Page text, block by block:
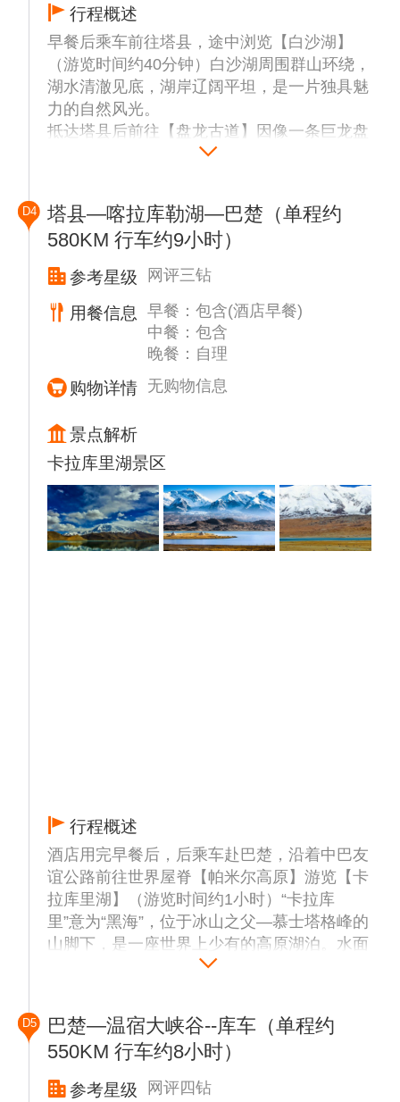
行程概述
早餐后乘车前往塔县，途中浏览【白沙湖】
（游览时间约40分钟）白沙湖周围群山环绕，
湖水清澈见底，湖岸辽阔平坦，是一片独具魅
力的自然风光。
抵达塔县后前往【盘龙古道】因像一条巨龙盘
卧在大地上，所以也被称为“盘龙古道”。全长
样。走过南疆的盘龙古道，仿佛找到了人生新
的高度。这里，每一步都是对自我的挑战，每
一次转弯，都是心灵的洗礼。虽然我们都知
道，人生不可能一帆风顺，但那又怎样？重要
的是我们的心态和面对挑战的勇气。在这条古
道上，能学会享受曲折，因为它们让我看到了
不一样的风景。拍照留念后途观【班迪尔蓝
湖】安静美丽班迪尔蓝湖，像一个蓝的透彻的
高原明珠，去盘龙古道的必经景点，此湖在不
同的天气、不后的时间、不同的季节和不同的
光照下，湖水会产生不同的颜色，有时候可能
是深蓝色、有时候是浅蓝色或者蒂芙尼色也
会，颜色的多变性比白沙湖和喀拉库勒湖还要
多，没有风时，湖面会把两边的山完全倒映在
湖面上，非常具有美感。晚入住塔县酒店休
息。
病或急性病史，应咨询医生并携带相关药物。
适应训练：选择在较低海拔地区进行短期逗
留，逐步提高海拔高度，让身体有足够的时间
适应高原环境。保持良好的生活习惯，饮食要
清淡易消化，避免过度饮酒和吸烟。保持充足
的睡眠和适当的运动，以增强体质。高原地区
氧气含量较低，应避免剧烈运动和过度劳累。
7 座以下小车通行，可随身携带好重要物品，
其他物品放在大巴车上。建议游客在出发前服
车症状。（如遇天气原因或其他不可抗力因素
D4
塔县—喀拉库勒湖—巴楚（单程约
580KM 行车约9小时）
参考星级 网评三钻
用餐信息
早餐：包含(酒店早餐)
中餐：包含
晚餐：自理
购物详情 无购物信息
景点解析
卡拉库里湖景区
行程概述
酒店用完早餐后，后乘车赴巴楚，沿着中巴友
谊公路前往世界屋脊【帕米尔高原】游览【卡
拉库里湖】（游览时间约1小时）“卡拉库
里”意为“黑海”，位于冰山之父—慕士塔格峰的
山脚下，是一座世界上少有的高原湖泊。水面
映衬着巍峨又神秘的慕士塔格峰，白雪皑皑，
☆温馨提示：
今天车程时间较长，多为新疆南疆沿途风光，
可备一点小零食
D5
巴楚—温宿大峡谷--库车（单程约
550KM 行车约8小时）
参考星级 网评四钻